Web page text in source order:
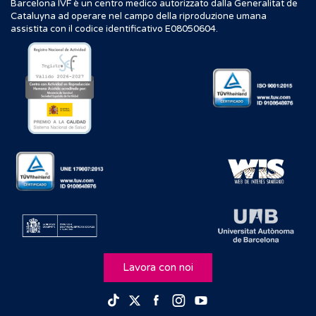
condotta in un ambito che io non conoscevo, di cui
magari io avevo paura.
[00:02:15.380] - Tania
Poi c'è da dire anche che io ho paura dei medicinali,
sono terrorizzata dalle iniezioni... Per cui avevo sentito
dire tutta una serie di cose... Mentre quello che per me
è stato meraviglioso con la clinica IVF è che mi hanno
preso per mano, mi hanno spiegato dettaglio per
fare e mi hanno fatto sentire sicura abbastanza per
intraprendere questo cammino.
Io sono andata là e gli ho spiegato - perché sono una
persona molto decisa - che io avrei fatto un tentativo.
Quindi volevo minimizzare il più possibile l'impatto che
l'IVF avrebbe avuto sul mio corpo, anche se non
sapevo assolutamente che impatto avrebbe avuto. E
devo dire che in realtà non ha avuto tanto impatto,
Barcelona IVF è un centro medico autorizzato dalla Generalitat de
Cataluyna ad operare nel campo della riproduzione umana
assistita con il codice identificativo E08050604.
Lavora con noi
TikTokTwitterFacebook
Instagram